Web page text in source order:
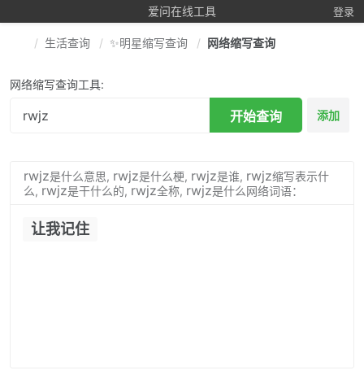
爱问在线工具 登录
生活查询 ✨明星缩写查询 网络缩写查询
网络缩写查询工具:
开始查询 添加
rwjz是什么意思, rwjz是什么梗, rwjz是谁, rwjz缩写表示什
么, rwjz是干什么的, rwjz全称, rwjz是什么网络词语：
让我记住